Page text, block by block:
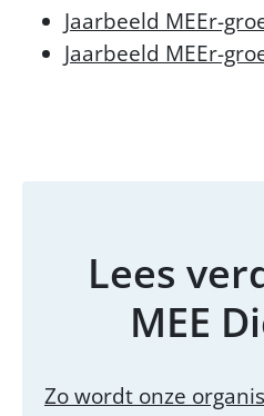
Jaarbeeld MEEr-
Jaarbeeld MEEr-
Lees
MEE
Zo wordt onze